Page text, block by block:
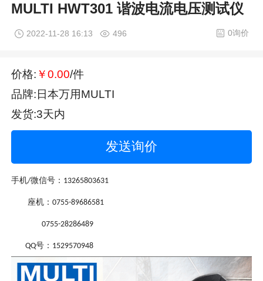
MULTI HWT301 谐波电流电压测试仪
2022-11-28 16:13 496 0询价
价格: ￥0.00/件
品牌:日本万用MULTI
发货:3天内
发送询价
手机/微信号： 13265803631
座机：0755-89686581
0755-28286489
QQ号： 1529570948